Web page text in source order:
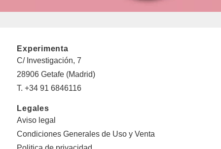
Experimenta
C/ Investigación, 7
28906 Getafe (Madrid)
T. +34 91 6846116
Legales
Aviso legal
Condiciones Generales de Uso y Venta